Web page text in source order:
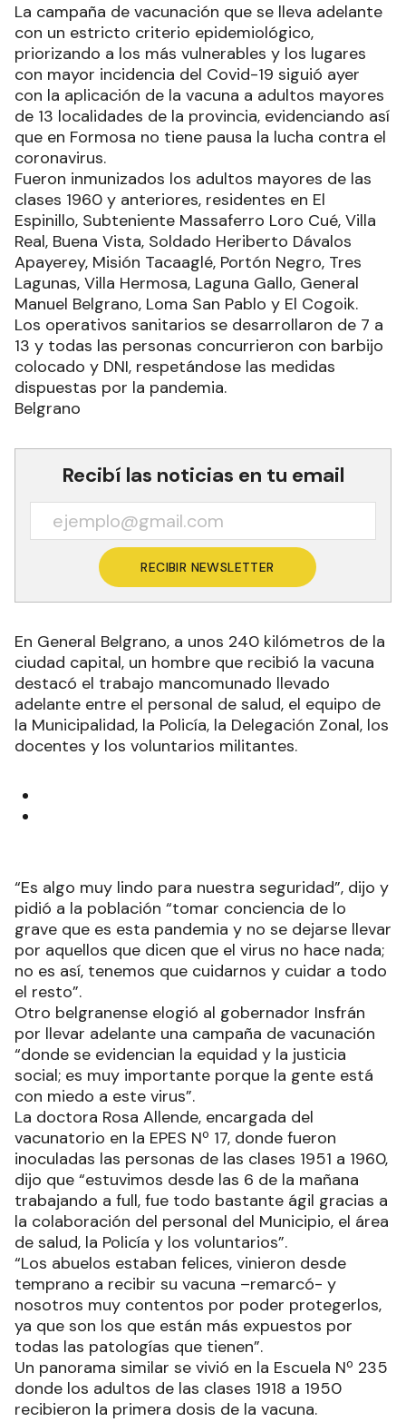
La campaña de vacunación que se lleva adelante
con un estricto criterio epidemiológico,
priorizando a los más vulnerables y los lugares
con mayor incidencia del Covid-19 siguió ayer
con la aplicación de la vacuna a adultos mayores
de 13 localidades de la provincia, evidenciando así
que en Formosa no tiene pausa la lucha contra el
coronavirus.
Fueron inmunizados los adultos mayores de las
clases 1960 y anteriores, residentes en El
Espinillo, Subteniente Massaferro Loro Cué, Villa
Real, Buena Vista, Soldado Heriberto Dávalos
Apayerey, Misión Tacaaglé, Portón Negro, Tres
Lagunas, Villa Hermosa, Laguna Gallo, General
Manuel Belgrano, Loma San Pablo y El Cogoik.
Los operativos sanitarios se desarrollaron de 7 a
13 y todas las personas concurrieron con barbijo
colocado y DNI, respetándose las medidas
dispuestas por la pandemia.
Belgrano
Recibí las noticias en tu email
RECIBIR NEWSLETTER
En General Belgrano, a unos 240 kilómetros de la
ciudad capital, un hombre que recibió la vacuna
destacó el trabajo mancomunado llevado
adelante entre el personal de salud, el equipo de
la Municipalidad, la Policía, la Delegación Zonal, los
docentes y los voluntarios militantes.
“Es algo muy lindo para nuestra seguridad”, dijo y
pidió a la población “tomar conciencia de lo
grave que es esta pandemia y no se dejarse llevar
por aquellos que dicen que el virus no hace nada;
no es así, tenemos que cuidarnos y cuidar a todo
el resto”.
Otro belgranense elogió al gobernador Insfrán
por llevar adelante una campaña de vacunación
“donde se evidencian la equidad y la justicia
social; es muy importante porque la gente está
con miedo a este virus”.
La doctora Rosa Allende, encargada del
vacunatorio en la EPES Nº 17, donde fueron
inoculadas las personas de las clases 1951 a 1960,
dijo que “estuvimos desde las 6 de la mañana
trabajando a full, fue todo bastante ágil gracias a
la colaboración del personal del Municipio, el área
de salud, la Policía y los voluntarios”.
“Los abuelos estaban felices, vinieron desde
temprano a recibir su vacuna –remarcó- y
nosotros muy contentos por poder protegerlos,
ya que son los que están más expuestos por
todas las patologías que tienen”.
Un panorama similar se vivió en la Escuela Nº 235
donde los adultos de las clases 1918 a 1950
recibieron la primera dosis de la vacuna.